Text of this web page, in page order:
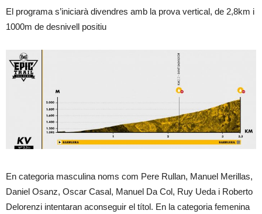
El programa s’iniciarà divendres amb la prova vertical, de 2,8km i
1000m de desnivell positiu
En categoria masculina noms com Pere Rullan, Manuel Merillas,
Daniel Osanz, Oscar Casal, Manuel Da Col, Ruy Ueda i Roberto
Delorenzi intentaran aconseguir el títol. En la categoria femenina